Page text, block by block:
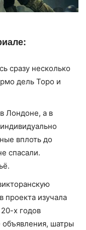
сразу несколько
дель Торо и
Лондоне, а в
вплоть до
спасали.
проекта изучала
х годов
шатры